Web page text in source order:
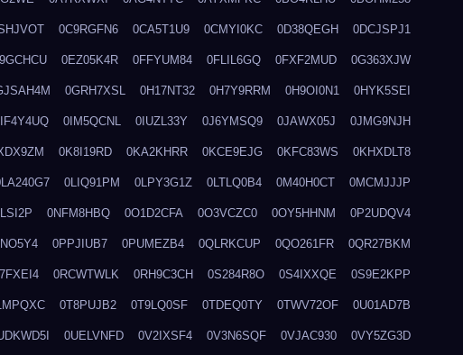
0C9RGFN6 0CA5T1U9 0CMYI0KC 0D38QEGH 0DCJSPJ1
0EZ05K4R 0FFYUM84 0FLIL6GQ 0FXF2MUD 0G363XJW
0GRH7XSL 0H17NT32 0H7Y9RRM 0H9OI0N1 0HYK5SEI
0IM5QCNL 0IUZL33Y 0J6YMSQ9 0JAWX05J 0JMG9NJH
0K8I19RD 0KA2KHRR 0KCE9EJG 0KFC83WS 0KHXDLT8
0LIQ91PM 0LPY3G1Z 0LTLQ0B4 0M40H0CT 0MCMJJJP
0NFM8HBQ 0O1D2CFA 0O3VCZC0 0OY5HHNM 0P2UDQV4
0PPJIUB7 0PUMEZB4 0QLRKCUP 0QO261FR 0QR27BKM
0RCWTWLK 0RH9C3CH 0S284R8O 0S4IXXQE 0S9E2KPP
0T8PUJB2 0T9LQ0SF 0TDEQ0TY 0TWV72OF 0U01AD7B
0UELVNFD 0V2IXSF4 0V3N6SQF 0VJAC930 0VY5ZG3D